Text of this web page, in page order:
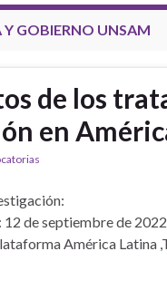
Y GOBIERNO UNSAM
de los
en
de septiembre de 2022
América Latina